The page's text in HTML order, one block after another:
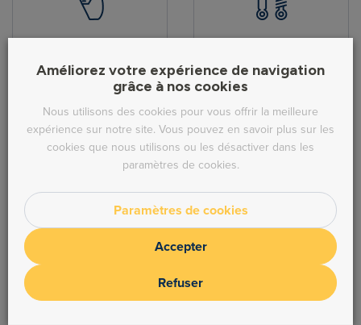
Pièces de carrosserie Hydraulique
Améliorez votre expérience de navigation
grâce à nos cookies
Nous utilisons des cookies pour vous offrir la meilleure
expérience sur notre site. Vous pouvez en savoir plus sur les
cookies que nous utilisons ou les désactiver dans les
paramètres de cookies.
Paramètres de cookies
Accepter
Refuser